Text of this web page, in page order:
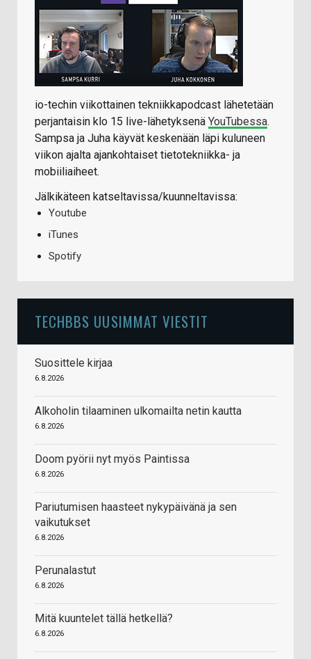
io-techin viikottainen tekniikkapodcast lähetetään
perjantaisin klo 15 live-lähetyksenä YouTubessa.
Sampsa ja Juha käyvät keskenään läpi kuluneen
viikon ajalta ajankohtaiset tietotekniikka- ja
mobiiliaiheet.
Jälkikäteen katseltavissa/kuunneltavissa:
Youtube
iTunes
Spotify
TECHBBS UUSIMMAT VIESTIT
Suosittele kirjaa
6.8.2026
Alkoholin tilaaminen ulkomailta netin kautta
6.8.2026
Doom pyörii nyt myös Paintissa
6.8.2026
Pariutumisen haasteet nykypäivänä ja sen
vaikutukset
6.8.2026
Perunalastut
6.8.2026
Mitä kuuntelet tällä hetkellä?
6.8.2026